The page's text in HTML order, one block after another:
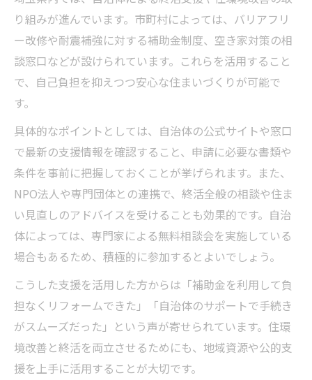
り組みが進んでいます。市町村によっては、バリアフリ
ー改修や耐震補強に対する補助金制度、空き家対策の相
談窓口などが設けられています。これらを活用すること
で、自己負担を抑えつつ安心な住まいづくりが可能で
す。
具体的なポイントとしては、自治体の公式サイトや窓口
で最新の支援情報を確認すること、申請に必要な書類や
条件を事前に把握しておくことが挙げられます。また、
NPO法人や専門団体との連携で、終活全般の相談や住ま
い見直しのアドバイスを受けることも効果的です。自治
体によっては、専門家による無料相談会を実施している
場合もあるため、積極的に参加するとよいでしょう。
こうした支援を活用した方からは「補助金を利用して負
担なくリフォームできた」「自治体のサポートで手続き
がスムーズだった」という声が寄せられています。住環
境改善と終活を両立させるためにも、地域資源や公的支
援を上手に活用することが大切です。